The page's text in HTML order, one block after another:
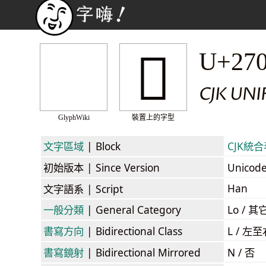
GlyphWiki
𧂃
裝置上的字型
CJK
文字區域 | Block
CJK統
初始版本 | Since Version
文字語系 | Script
Han
一般分類 | General Category
Lo / 其
書寫方向 | Bidirectional Class
L / 左至
書寫鏡射 | Bidirectional Mirrored N / 否